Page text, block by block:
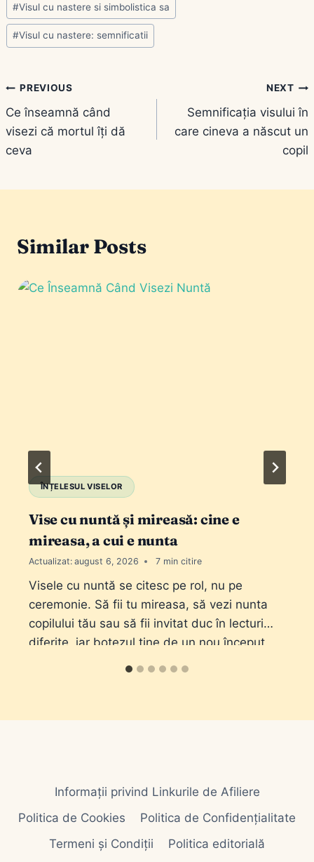
#Visul cu nastere si simbolistica sa
#Visul cu nastere: semnificatii
Navigare
în
articole
PREVIOUS
Ce înseamnă când
visezi că mortul îți dă
ceva
NEXT
Semnificația visului în
care cineva a născut un
copil
Similar Posts
ÎNȚELESUL VISELOR
Vise cu nuntă și mireasă: cine e
mireasa, a cui e nunta
Actualizat: august 6, 2026 7
Visele cu nuntă se citesc pe rol, nu pe
ceremonie. Să fii tu mireasa, să vezi nunta
copilului tău sau să fii invitat duc în lecturi
diferite, iar botezul ține de un nou început.
Informații privind Linkurile de Afiliere
Politica de Cookies
Politica de Confidențialitate
Termeni și Condiții
Politica editorială